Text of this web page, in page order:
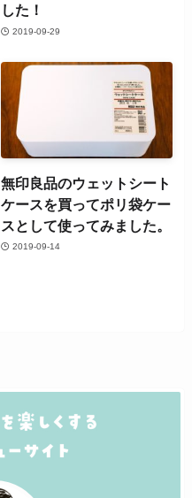
した！
2019-09-29
無印良品のウェットシート
ケースを買ってポリ袋ケー
スとして使ってみました。
2019-09-14